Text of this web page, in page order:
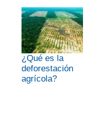
¿Qué es la
deforestación
agrícola?